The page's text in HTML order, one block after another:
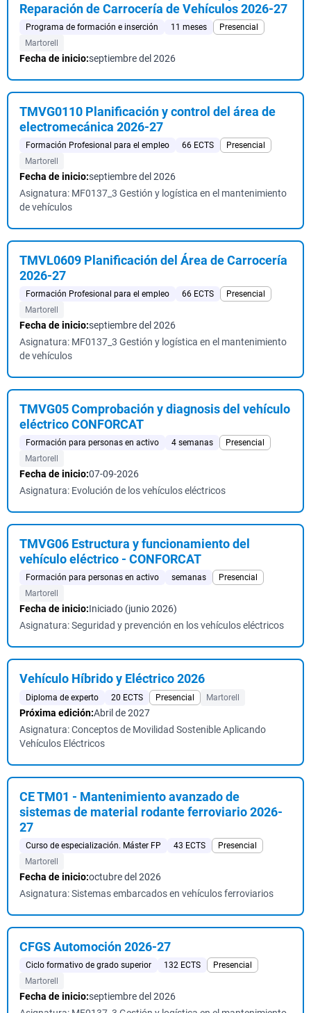
Reparación de Carrocería de Vehículos 2026-27
Programa de formación e inserción 11 meses
Presencial
Martorell
Fecha de inicio:septiembre del 2026
TMVG0110 Planificación y control del área de
electromecánica 2026-27
Formación Profesional para el empleo 66 ECTS
Presencial
Martorell
Fecha de inicio:septiembre del 2026
Asignatura: MF0137_3 Gestión y logística en el mantenimiento
de vehículos
TMVL0609 Planificación del Área de Carrocería
2026-27
Formación Profesional para el empleo 66 ECTS
Presencial
Martorell
Fecha de inicio:septiembre del 2026
Asignatura: MF0137_3 Gestión y logística en el mantenimiento
de vehículos
TMVG05 Comprobación y diagnosis del vehículo
eléctrico CONFORCAT
Formación para personas en activo 4 semanas
Presencial
Martorell
Fecha de inicio:07-09-2026
Asignatura: Evolución de los vehículos eléctricos
TMVG06 Estructura y funcionamiento del
vehículo eléctrico - CONFORCAT
Formación para personas en activo semanas
Presencial
Martorell
Fecha de inicio:Iniciado (junio 2026)
Asignatura: Seguridad y prevención en los vehículos eléctricos
Vehículo Híbrido y Eléctrico 2026
Diploma de experto 20 ECTS Presencial Martorell
Próxima edición:Abril de 2027
Asignatura: Conceptos de Movilidad Sostenible Aplicando
Vehículos Eléctricos
CE TM01 - Mantenimiento avanzado de
sistemas de material rodante ferroviario 2026-
27
Curso de especialización. Máster FP 43 ECTS
Presencial
Martorell
Fecha de inicio:octubre del 2026
Asignatura: Sistemas embarcados en vehículos ferroviarios
CFGS Automoción 2026-27
Ciclo formativo de grado superior 132 ECTS
Presencial
Martorell
Fecha de inicio:septiembre del 2026